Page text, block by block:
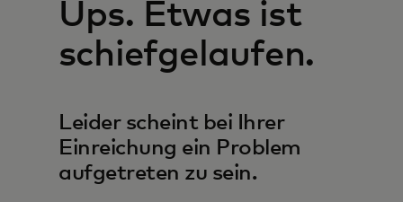
Ups. Etwas ist
schiefgelaufen.
Leider scheint bei Ihrer
Einreichung ein Problem
aufgetreten zu sein.